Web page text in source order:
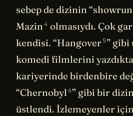
Benim ekran başına
sebep de dizinin
Mazin4olmasıydı. Çok
kendisi. “Hangover5” gibi
komedi filmlerini
kariyerinde birdenbire
“Chernobyl 6” gibi bir